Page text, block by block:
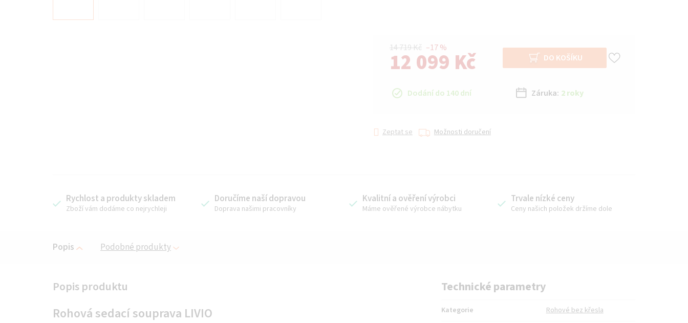
14 719 Kč –17 %
12 099 Kč DO KOŠÍKU
Dodání do 140 dní Záruka: 2 roky
Zeptat se Možnosti doručení
Rychlost a produkty skladem
Zboží vám dodáme co nejrychleji
Doručíme naší dopravou
Doprava našimi pracovníky
Kvalitní a ověření výrobci
Máme ověřené výrobce nábytku
Trvale nízké ceny
Ceny našich položek držíme dole
Popis Podobné produkty
Rohová sedací souprava LIVIO
Technické parametry
Kategorie Rohové bez křesla